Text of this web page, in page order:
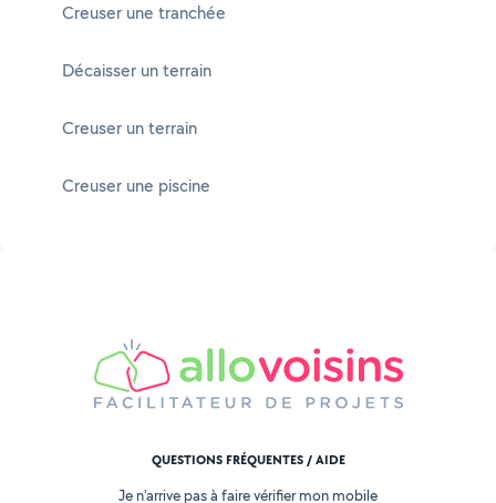
Creuser une tranchée
Décaisser un terrain
Creuser un terrain
Creuser une piscine
QUESTIONS FRÉQUENTES / AIDE
Je n'arrive pas à faire vérifier mon mobile